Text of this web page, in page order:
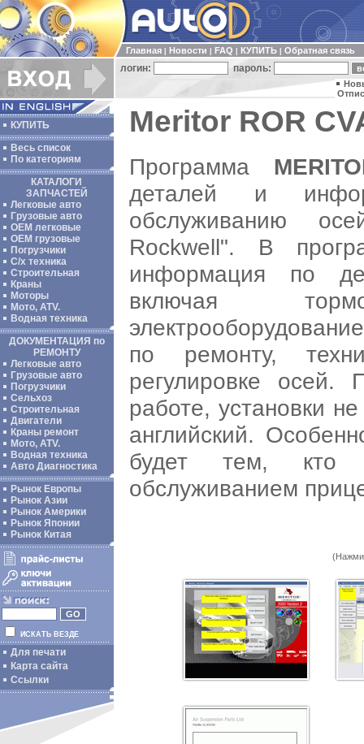
Главная Новости FAQ КУПИТЬ Обратная связь
логин: пароль:
КУПИТЬ
Весь список
По категориям
КАТАЛОГИ
ЗАПЧАСТЕЙ
Легковые авто
Грузовые авто
ОЕМ легковые
OEM грузовые
Погрузчики
С/х техника
Строительная
Краны
Моторы
Мото, ATV.
Водная техника
ДОКУМЕНТАЦИЯ по
РЕМОНТУ
Легковые авто
Грузовые авто
Погрузчики
Сельхоз
Строительная
Двигатели
Краны ремонт
Мото, ATV.
Водная техника
Авто Диагностика
Рынок Европы
Рынок Азии
Рынок Америки
Рынок Японии
Рынок Китая
ИСКАТЬ ВЕЗДЕ
Для печати
Карта сайта
Ссылки
Meritor ROR
Программа
деталей и
обслуживанию
Rockwell". В
информация по
включая
по ремонту,
регулировке осей.
работе, установки
английский.
будет тем, кто
обслуживанием